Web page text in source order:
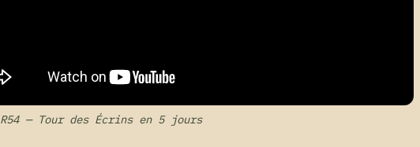
R54 — Tour des Écrins en 5 jours